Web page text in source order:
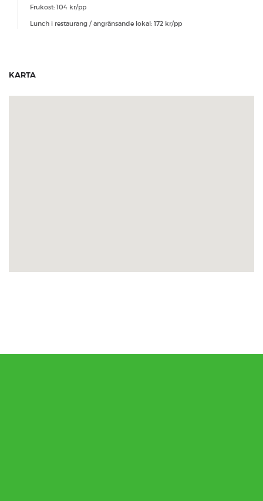
Frukost: 104 kr/pp
Lunch i restaurang / angränsande lokal: 172 kr/pp
KARTA